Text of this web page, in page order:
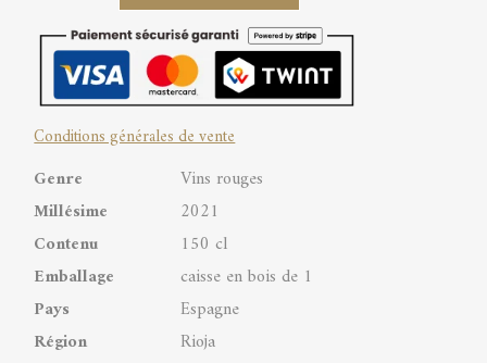
DOCa
quantity
Conditions générales de vente
Genre
Vins rouges
Millésime
2021
Contenu
150 cl
Emballage
caisse en bois de 1
Pays
Espagne
Région
Rioja